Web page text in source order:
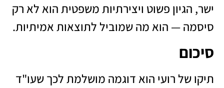
ישר, הגיון פשוט ויצירתיות משפטית הוא לא רק
סיסמה — הוא מה שמוביל לתוצאות אמיתיות.
סיכום
תיקו של רועי הוא דוגמה מושלמת לכך שעו"ד